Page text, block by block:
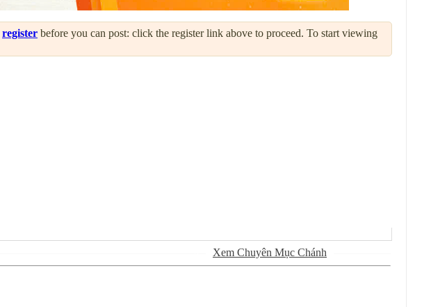
register before you can post: click the register link above to proceed. To start viewing
Ðánh Dấu Ðã Ðọc
Xem Chuyên Mục Chánh